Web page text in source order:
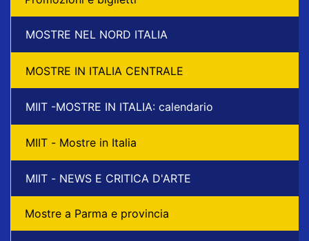
MOSTRE NEL NORD ITALIA
MOSTRE IN ITALIA CENTRALE
MIIT -MOSTRE IN ITALIA: calendario
MIIT - Mostre in Italia
MIIT - NEWS E CRITICA D'ARTE
Mostre a Parma e provincia